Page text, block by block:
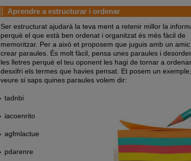
Aprendre a estructurar i ordenar
Ser estructurat ajudarà la teva ment a retenir millor la
perquè el que està ben ordenat i organitzat és més fàcil de
memoritzar. Per a això et proposem que juguis amb un amic
crear paraules. És molt fàcil, pensa unes paraules i
les lletres perquè el teu oponent les hagi de tornar a
desxifri els termes que havies pensat. Et posem un
veure si saps quines paraules volem dir:
tadnbi
iacoenrito
agfmlactue
pdarenre